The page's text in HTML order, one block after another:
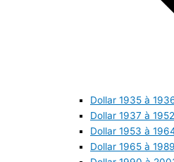
Dollar 1935 à
Dollar 1937 à
Dollar 1953 à
Dollar 1965 à